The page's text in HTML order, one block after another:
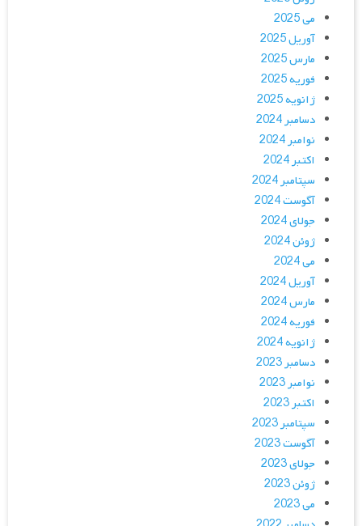
می 2025
آوریل 2025
مارس 2025
فوریه 2025
ژانویه 2025
دسامبر 2024
نوامبر 2024
اکتبر 2024
سپتامبر 2024
آگوست 2024
جولای 2024
ژوئن 2024
می 2024
آوریل 2024
مارس 2024
فوریه 2024
ژانویه 2024
دسامبر 2023
نوامبر 2023
اکتبر 2023
سپتامبر 2023
آگوست 2023
جولای 2023
ژوئن 2023
می 2023